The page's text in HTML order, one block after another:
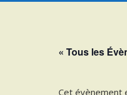
« Tous les
Cet évènement